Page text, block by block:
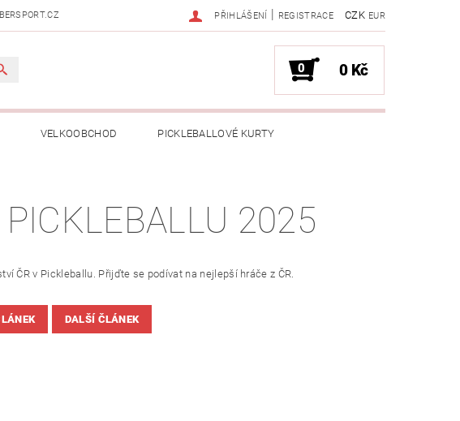
CZK EUR
PŘIHLÁŠENÍ | REGISTRACE
0 0 Kč
VELKOOBCHOD PICKLEBALLOVÉ KURTY
2025
ČR v Pickleballu. Přijďte se podívat na nejlepší hráče z ČR.
DALŠÍ ČLÁNEK